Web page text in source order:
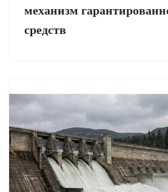
механизм
средств